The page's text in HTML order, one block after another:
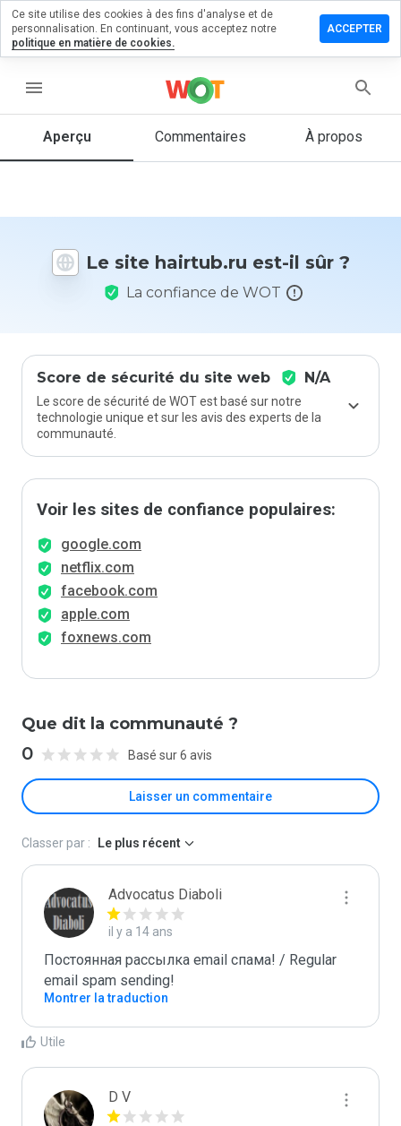
menu
Aperçu Commentaires À propos
Le site hairtub.ru est-il sûr ?
La confiance de WOT
Score de sécurité du site web N/A
Le score de sécurité de WOT est basé sur notre
technologie unique et sur les avis des experts de la
communauté.
Voir les sites de confiance populaires:
google.com
netflix.com
facebook.com
apple.com
foxnews.com
Que dit la communauté ?
0 Basé sur 6 avis
Laisser un commentaire
un
Quelle
donneriez-
Classer par : Le plus récent
Advocatus Diaboli
il y a 14 ans
Постоянная рассылка email спама! / Regular
email spam sending!
Montrer la traduction
Utile
D V
Ce site utilise des cookies à des fins d'analyse et de
personnalisation. En continuant, vous acceptez notre
politique en matière de cookies.
ACCEPTER